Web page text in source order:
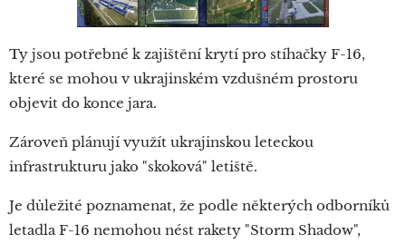
Ty jsou potřebné k zajištění krytí pro stíhačky F-16,
které se mohou v ukrajinském vzdušném prostoru
objevit do konce jara.
Zároveň plánují využít ukrajinskou leteckou
infrastrukturu jako "skoková" letiště.
Je důležité poznamenat, že podle některých odborníků
letadla F-16 nemohou nést rakety "Storm Shadow",